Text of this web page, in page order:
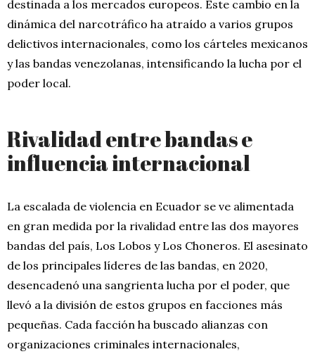
destinada a los mercados europeos. Este cambio en la
dinámica del narcotráfico ha atraído a varios grupos
delictivos internacionales, como los cárteles mexicanos
y las bandas venezolanas, intensificando la lucha por el
poder local.
Rivalidad entre bandas e
influencia internacional
La escalada de violencia en Ecuador se ve alimentada
en gran medida por la rivalidad entre las dos mayores
bandas del país, Los Lobos y Los Choneros. El asesinato
de los principales líderes de las bandas, en 2020,
desencadenó una sangrienta lucha por el poder, que
llevó a la división de estos grupos en facciones más
pequeñas. Cada facción ha buscado alianzas con
organizaciones criminales internacionales,